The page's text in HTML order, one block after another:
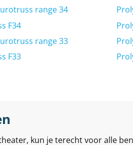
range 34
F34
range 33
F33
kun je terecht voor alle